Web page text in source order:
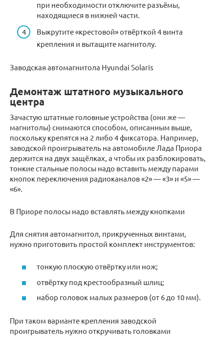
при необходимости отключите разъёмы,
находящиеся в нижней части.
Выкрутите «крестовой» отвёрткой 4 винта
крепления и вытащите магнитолу.
Заводская автомагнитола Hyundai Solaris
Демонтаж штатного музыкального
центра
Зачастую штатные головные устройства (они же —
магнитолы) снимаются способом, описанным выше,
поскольку крепятся на 2 либо 4 фиксатора. Например,
заводской проигрыватель на автомобиле Лада Приора
держится на двух защёлках, а чтобы их разблокировать,
тонкие стальные полосы надо вставить между парами
кнопок переключения радиоканалов «2» — «3» и «5» —
«6».
В Приоре полосы надо вставлять между кнопками
Для снятия автомагнитол, прикрученных винтами,
нужно приготовить простой комплект инструментов:
тонкую плоскую отвёртку или нож;
отвёртку под крестообразный шлиц;
набор головок малых размеров (от 6 до 10 мм).
При таком варианте крепления заводской
проигрыватель нужно откручивать головками